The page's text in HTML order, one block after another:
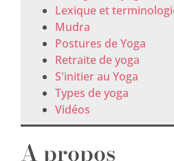
Lexique et
Mudra
Postures de Yoga
Retraite de yoga
S'initier au Yoga
Types de yoga
Vidéos
A propos